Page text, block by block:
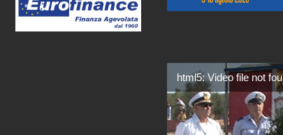
html5: Video file not